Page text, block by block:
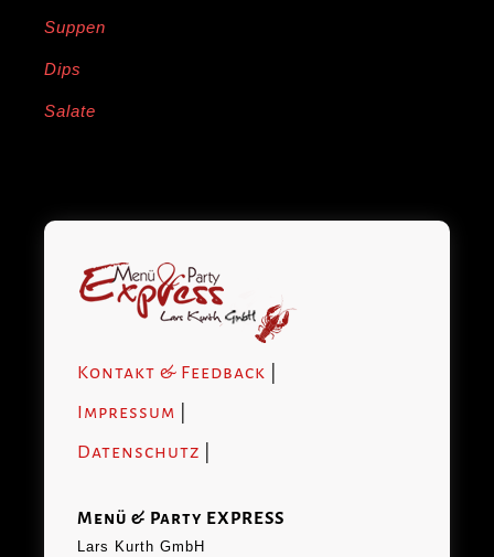
Suppen
Dips
Salate
Kontakt & Feedback
Impressum
Datenschutz
Menü & Party EXPRESS
Lars Kurth GmbH